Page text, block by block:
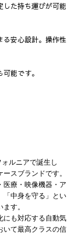
した持ち運びが可能
る安心設計。操作性
能です。
ルニアで誕生し
スブランドです。
医療・映像機器・ア
「中身を守る」とい
す。
にも対応する自動気
いて最高クラスの信